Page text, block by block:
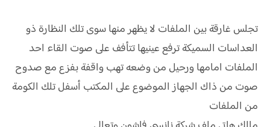
تجلس غارقة بين الملفات لا يظهر منها سوى تلك النظارة ذو
العداسات السميكة ترفع عينيها تتأفف على صوت القاء احد
الملفات امامها ورحيل من وضعه تهب واقفة بفزع مع صدوح
صوت من ذاك الجهاز الموضوع على المكتب أسفل تلك الكومة
من الملفات